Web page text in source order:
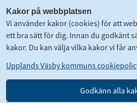
Kakor på webbplatsen
Vi använder kakor (cookies) för att
ett bra sätt för dig. Innan du godkänt
kakor. Du kan välja vilka kakor vi får
Upplands Väsby kommuns
Godkänn alla